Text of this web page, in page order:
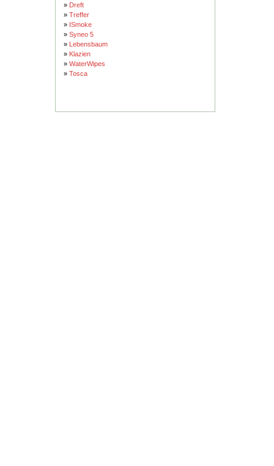
» Dreft
» Treffer
» ISmoke
» Syneo 5
» Lebensbaum
» Klazien
» WaterWipes
» Tosca